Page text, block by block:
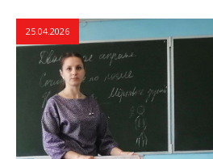
25.04.2026